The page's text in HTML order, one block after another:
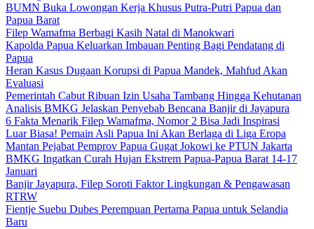
BUMN Buka Lowongan Kerja Khusus Putra-Putri Papua dan
Papua Barat
Filep Wamafma Berbagi Kasih Natal di Manokwari
Kapolda Papua Keluarkan Imbauan Penting Bagi Pendatang di
Papua
Heran Kasus Dugaan Korupsi di Papua Mandek, Mahfud Akan
Evaluasi
Pemerintah Cabut Ribuan Izin Usaha Tambang Hingga Kehutanan
Analisis BMKG Jelaskan Penyebab Bencana Banjir di Jayapura
6 Fakta Menarik Filep Wamafma, Nomor 2 Bisa Jadi Inspirasi
Luar Biasa! Pemain Asli Papua Ini Akan Berlaga di Liga Eropa
Mantan Pejabat Pemprov Papua Gugat Jokowi ke PTUN Jakarta
BMKG Ingatkan Curah Hujan Ekstrem Papua-Papua Barat 14-17
Januari
Banjir Jayapura, Filep Soroti Faktor Lingkungan & Pengawasan
RTRW
Fientje Suebu Dubes Perempuan Pertama Papua untuk Selandia
Baru